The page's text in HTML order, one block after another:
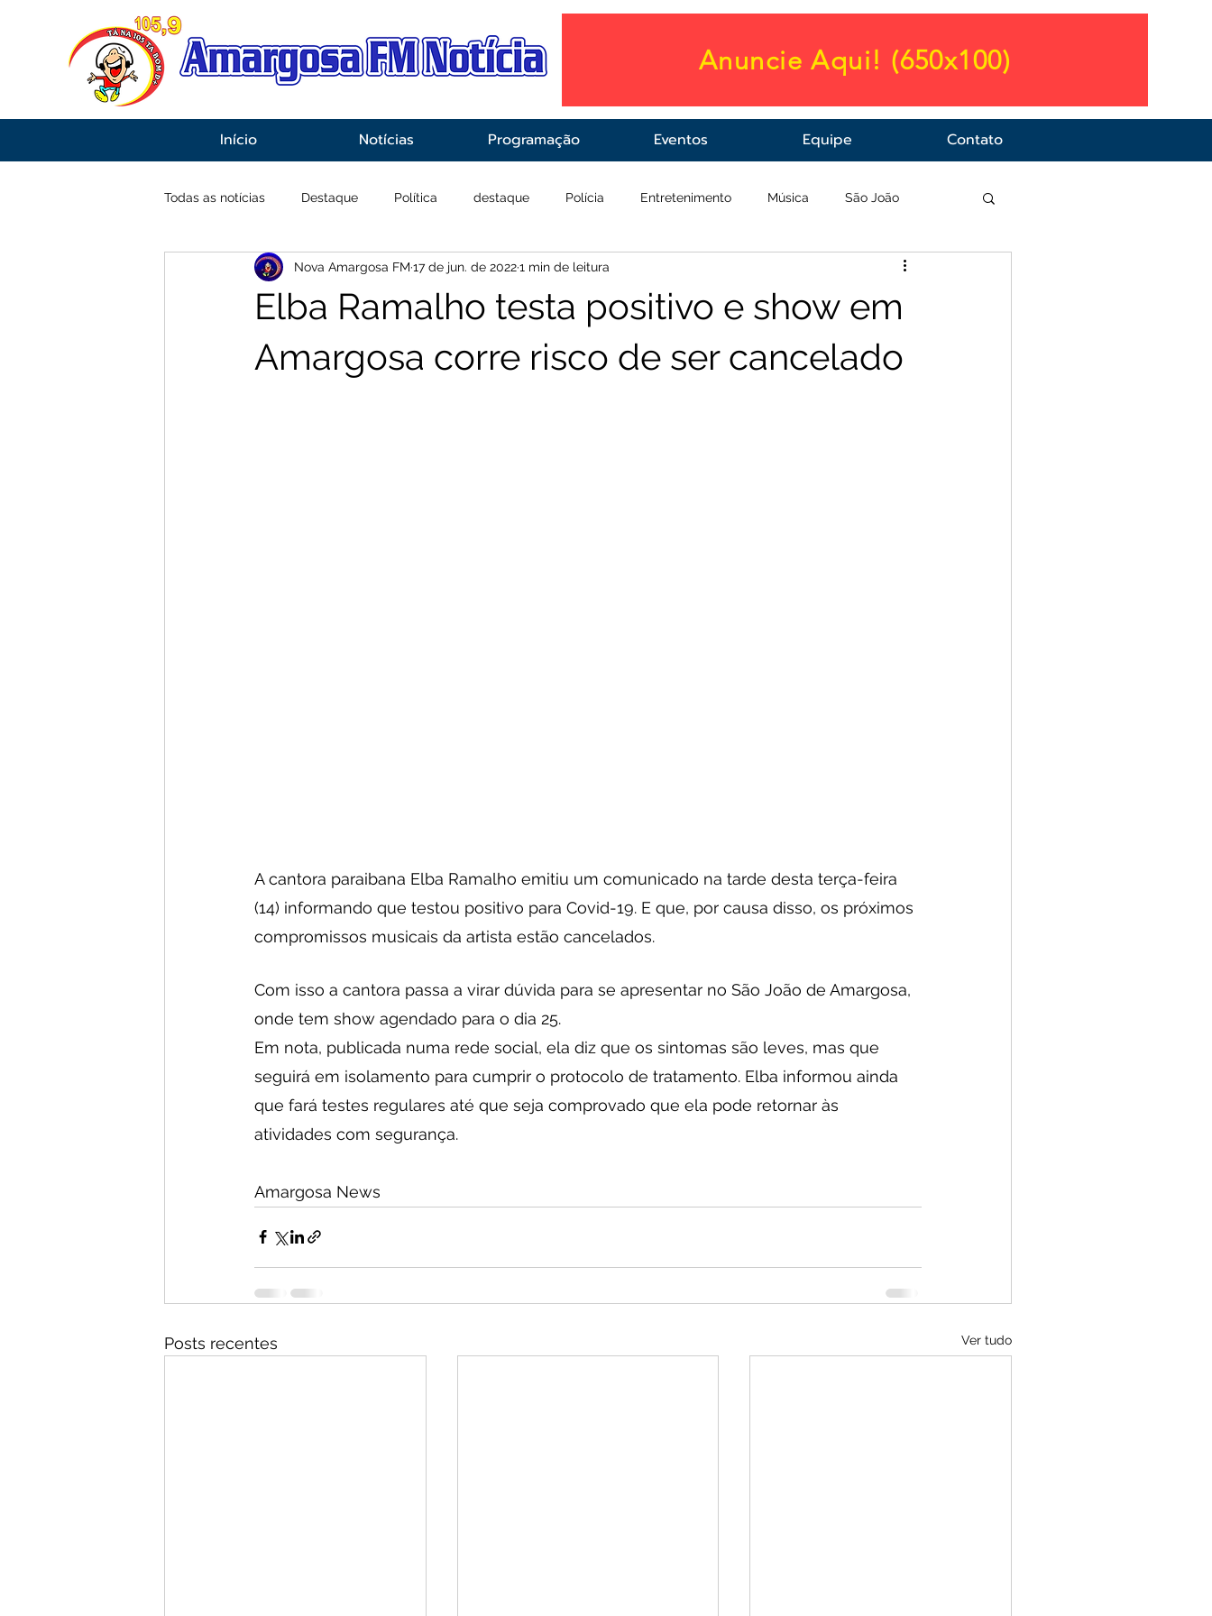
Anuncie Aqui! (650x100)
Início Notícias Programação Eventos Equipe Contato
Todas as notícias Destaque Política destaque Polícia Entretenimento Música São João
Economia Esportes Infraestrutura Saúde
Elba Ramalho testa positivo e show em
Amargosa corre risco de ser cancelado
Nova Amargosa FM 17 de jun. de 20221 min de leitura
A cantora paraibana Elba Ramalho emitiu um comunicado na tarde desta terça-feira
(14) informando que testou positivo para Covid-19. E que, por causa disso, os próximos
compromissos musicais da artista estão cancelados.
Com isso a cantora passa a virar dúvida para se apresentar no São João de Amargosa,
onde tem show agendado para o dia 25.
Em nota, publicada numa rede social, ela diz que os sintomas são leves, mas que
seguirá em isolamento para cumprir o protocolo de tratamento. Elba informou ainda
que fará testes regulares até que seja comprovado que ela pode retornar às
atividades com segurança.
Amargosa News
Posts recentes Ver tudo